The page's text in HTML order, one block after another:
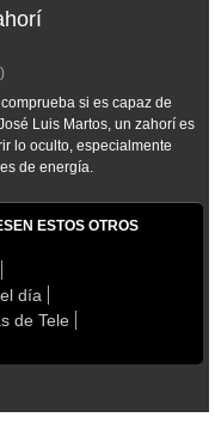
si es capaz de
Luis Martos, un zahorí es
lo oculto, especialmente
de energía.
ESTOS OTROS
día
de Tele